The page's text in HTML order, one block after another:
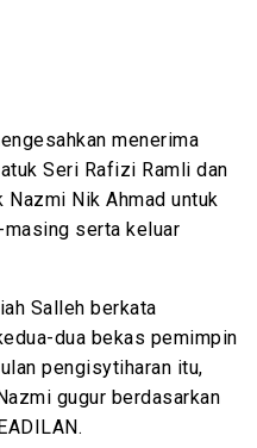
menerima
Seri Rafizi Ramli dan
Nik Ahmad untuk
serta keluar
Salleh berkata
dua bekas pemimpin
pengisytiharan itu,
gugur berdasarkan